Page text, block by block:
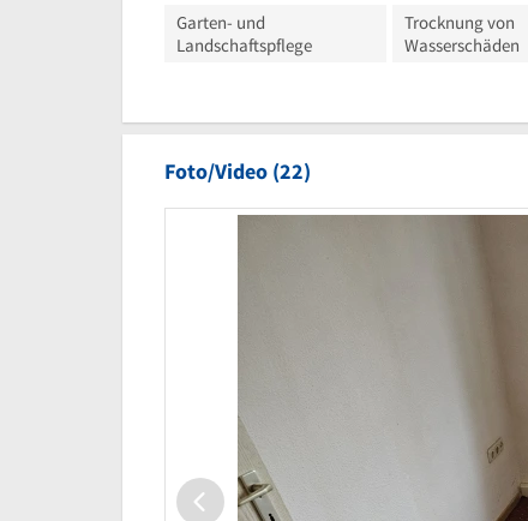
Garten- und
Landschaftspflege
Trocknung von
Wasserschäden
Foto/Video (22)